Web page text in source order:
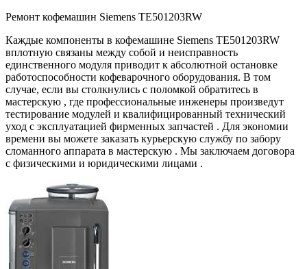
Ремонт кофемашин Siemens TE501203RW
Каждые компоненты в кофемашине Siemens TE501203RW
вплотную связаны между собой и неисправность
единственного модуля приводит к абсолютной остановке
работоспособности кофеварочного оборудования. В том
случае, если вы столкнулись с поломкой обратитесь в
мастерскую , где профессиональные инженеры произведут
тестирование модулей и квалифицированный технический
уход с эксплуатацией фирменных запчастей . Для экономии
времени вы можете заказать курьерскую службу по забору
сломанного аппарата в мастерскую . Мы заключаем договора
с физическими и юридическими лицами .